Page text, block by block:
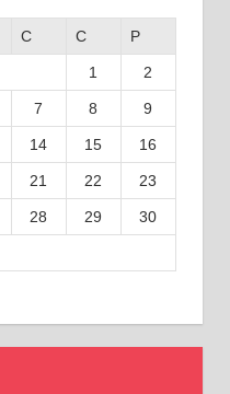
C C P
1 2
7 8 9
14 15 16
21 22 23
28 29 30